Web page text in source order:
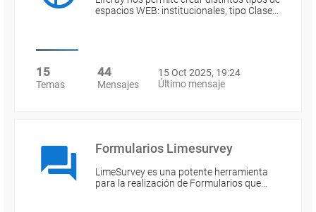
espacios WEB: institucionales, tipo Clase…
15
Temas
44
Mensajes
15 Oct 2025, 19:24
Último mensaje
Formularios Limesurvey
LimeSurvey es una potente herramienta
para la realización de Formularios que…